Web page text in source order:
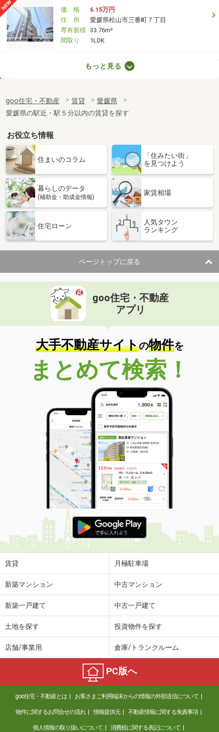
価 格
6.15万円
住 所
愛媛県松山市三番町７丁目
専有面積 33.76m²
間取り
1LDK
愛媛県松山市越智２丁目
専有面積
26.08m²
間取り
1K
愛媛県松山市古川南２丁目
価 格
3.70万円
愛媛県松山市古川南２丁目
専有面積 23.61m²
間取り
愛媛県松山市祝谷３丁目
住 所
愛媛県松山市祝谷３丁目
専有面積 19.87m²
間取り
1K
愛媛県松山市居相６丁目
価 格
住 所
愛媛県松山市居相６丁目
専有面積 23.18m²
間取り
1K
愛媛県松山市余戸東５丁目
価 格
3.40万円
愛媛県松山市余戸東５丁目
23.18m²
間取り
1K
愛媛県松山市雄郡１丁目
価 格
4万円
住 所
愛媛県松山市雄郡１丁目
専有面積 19.87m²
間取り
1K
愛媛県松山市山越３丁目
価 格
3.60万円
住 所
愛媛県松山市山越３丁目
専有面積
愛媛県松山市南江戸２丁目
3.60万円
愛媛県松山市東長戸３丁目
3.70万円
住 所
愛媛県松山市東長戸３丁目
専有面積 23.74m²
間取り
1K
愛媛県松山市北斎院町
もっと見る
goo住宅・不動産 賃貸
愛媛県
愛媛県の駅近・駅５分以内の賃貸を探す
お役立ち情報
住まいのコラム
「住みたい街」
を見つけよう
暮らしのデータ
(補助金・助成金情報)
家賃相場
住宅ローン
人気タウン
ランキング
ページトップに戻る
goo住宅・不動産
アプリ
大手不動産サイトの物件を
まとめて検索！
賃貸 月極駐車場
新築マンション 中古マンション
新築一戸建て 中古一戸建て
土地を探す 投資物件を探す
店舗/事業用 倉庫/トランクルーム
PC版へ
goo住宅・不動産とは お客さまご利用端末からの情報の外部送信について
物件に関するお問合せの流れ 情報提供元 不動産情報に関する免責事項
個人情報の取り扱いについて 消費税に関する表記について